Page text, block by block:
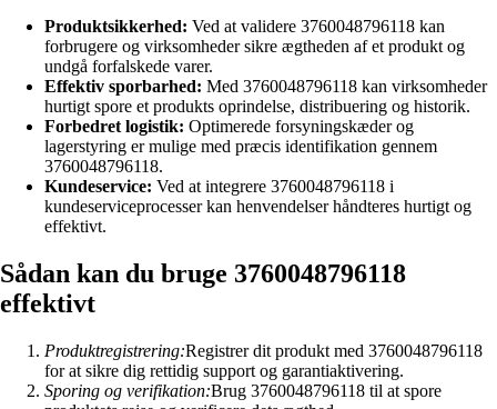
Produktsikkerhed: Ved at validere 3760048796118 kan
forbrugere og virksomheder sikre ægtheden af et produkt og
undgå forfalskede varer.
Effektiv sporbarhed: Med 3760048796118 kan virksomheder
hurtigt spore et produkts oprindelse, distribuering og historik.
Forbedret logistik: Optimerede forsyningskæder og
lagerstyring er mulige med præcis identifikation gennem
3760048796118.
Kundeservice: Ved at integrere 3760048796118 i
kundeserviceprocesser kan henvendelser håndteres hurtigt og
effektivt.
Sådan kan du bruge 3760048796118
effektivt
Produktregistrering:Registrer dit produkt med 3760048796118
for at sikre dig rettidig support og garantiaktivering.
Sporing og verifikation:Brug 3760048796118 til at spore